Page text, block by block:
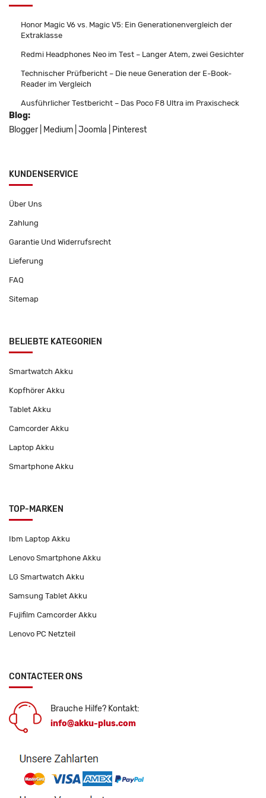
Honor Magic V6 vs. Magic V5: Ein Generationenvergleich der
Extraklasse
Redmi Headphones Neo im Test – Langer Atem, zwei Gesichter
Technischer Prüfbericht – Die neue Generation der E-Book-
Reader im Vergleich
Ausführlicher Testbericht – Das Poco F8 Ultra im Praxischeck
Blog:
Blogger
Medium Joomla Pinterest
KUNDENSERVICE
Über Uns
Zahlung
Garantie Und Widerrufsrecht
Lieferung
FAQ
Sitemap
BELIEBTE KATEGORIEN
Smartwatch Akku
Kopfhörer Akku
Tablet Akku
Camcorder Akku
Laptop Akku
Smartphone Akku
TOP-MARKEN
Ibm Laptop Akku
Lenovo Smartphone Akku
LG Smartwatch Akku
Samsung Tablet Akku
Fujifilm Camcorder Akku
Lenovo PC Netzteil
CONTACTEER ONS
Brauche Hilfe? Kontakt:
info@akku-plus.com